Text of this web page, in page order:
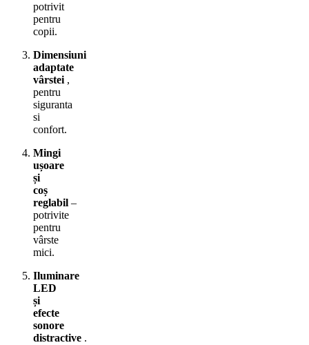
potrivit
pentru
copii.
Dimensiuni
adaptate
vârstei ,
pentru
siguranta
si
confort.
Mingi
ușoare
și
coș
reglabil –
potrivite
pentru
vârste
mici.
Iluminare
LED
și
efecte
sonore
distractive .